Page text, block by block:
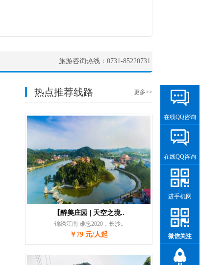
旅游咨询热线：0731-85220731
热点推荐线路 更多>>
【醉美庄园 | 天空之境..
锦绣江南 难忘2020，长沙..
￥79 元/人起
在线QQ咨询
在线QQ咨询
进手机网
微信关注